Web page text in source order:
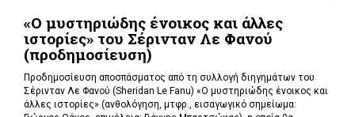
«Ο μυστηριώδης ένοικος και άλλες
ιστορίες» του Σέρινταν Λε Φανού
(προδημοσίευση)
Προδημοσίευση αποσπάσματος από τη συλλογή διηγημάτων του
Σέρινταν Λε Φανού (Sheridan Le Fanu) «Ο μυστηριώδης ένοικος και
άλλες ιστορίες» (ανθολόγηση, μτφρ., εισαγωγικό σημείωμα: